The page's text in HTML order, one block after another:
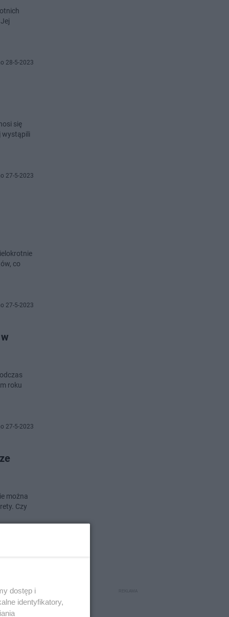
28-5-2023
się
wystąpili
27-5-2023
co
27-5-2023
roku
27-5-2023
można
Czy
dostęp i
identyfikatory,